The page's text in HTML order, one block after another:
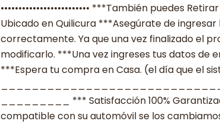
••••••••••••••••••••••••• ***También puedes
Ubicado en Quilicura ***Asegúrate de
correctamente. Ya que una vez finalizado el
modificarlo. ***Una vez ingreses tus datos de
***Espera tu compra en Casa. (el día que el
_________ *** Satisfacción 100%
compatible con su automóvil se los